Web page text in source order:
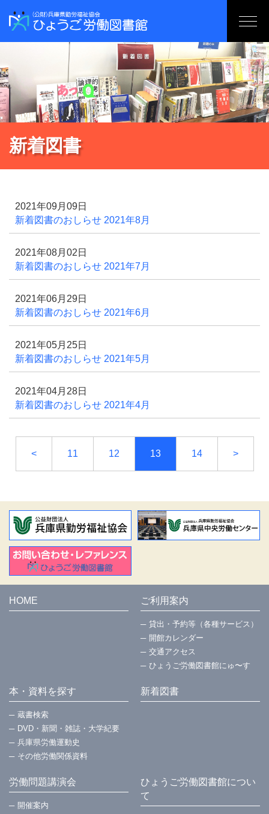
新着図書
2021年09月09日
新着図書のおしらせ 2021年8月
2021年08月02日
新着図書のおしらせ 2021年7月
2021年06月29日
新着図書のおしらせ 2021年6月
2021年05月25日
新着図書のおしらせ 2021年5月
2021年04月28日
新着図書のおしらせ 2021年4月
< 11 12 13 14 >
HOME ご利用案内
貸出・予約等（各種サービス）
開館カレンダー
交通アクセス
ひょうご労働図書館にゅ〜す
本・資料を探す
蔵書検索
DVD・新聞・雑誌・大学紀要
兵庫県労働運動史
その他労働関係資料
新着図書
労働問題講演会
開催案内
ひょうご労働図書館につい
て